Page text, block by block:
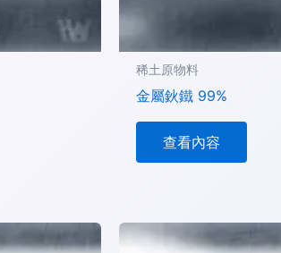
稀土原物料
金屬鈥鐵 99%
查看內容